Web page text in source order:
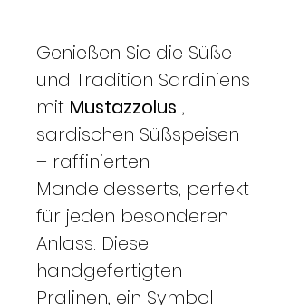
Genießen Sie die Süße
und Tradition Sardiniens
mit Mustazzolus ,
sardischen Süßspeisen
– raffinierten
Mandeldesserts, perfekt
für jeden besonderen
Anlass. Diese
handgefertigten
Pralinen, ein Symbol